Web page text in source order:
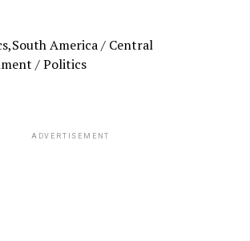
America / Central
/ Politics
ADVERTISEMENT